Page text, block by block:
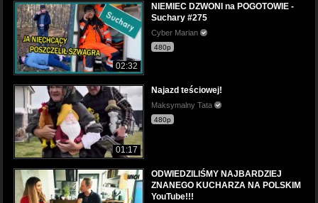
02:32
NIEMIEC DZWONI na POGOTOWIE -
Suchary #275
Cyber Marian
480p
01:17
Najazd teściowej!
Maksymalny Tata
480p
ODWIEDZILIŚMY NAJBARDZIEJ
ZNANEGO KUCHARZA NA POLSKIM
YouTube!!!